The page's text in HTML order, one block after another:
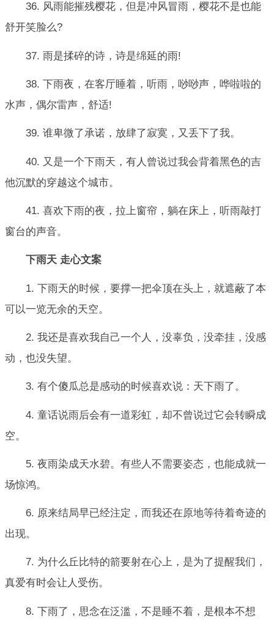
36. 风雨能摧残樱花，但是冲风冒雨，樱花不是也能
舒开笑脸么?
37. 雨是揉碎的诗，诗是绵延的雨!
38. 下雨夜，在客厅睡着，听雨，唦唦声，哗啦啦的
水声，偶尔雷声，舒适!
39. 谁卑微了承诺，放肆了寂寞，又丢下了我。
40. 又是一个下雨天，有人曾说过我会背着黑色的吉
他沉默的穿越这个城市。
41. 喜欢下雨的夜，拉上窗帘，躺在床上，听雨敲打
窗台的声音。
下雨天 走心文案
1. 下雨天的时候，要撑一把伞顶在头上，就遮蔽了本
可以一览无余的天空。
2. 我还是喜欢我自己一个人，没辜负，没牵挂，没感
动，也没失望。
3. 有个傻瓜总是感动的时候喜欢说：天下雨了。
4. 童话说雨后会有一道彩虹，却不曾说过它会转瞬成
空。
5. 夜雨染成天水碧。有些人不需要姿态，也能成就一
场惊鸿。
6. 原来结局早已经注定，而我还在原地等待着奇迹的
出现。
7. 为什么丘比特的箭要射在心上，是为了提醒我们，
真爱有时会让人受伤。
8. 下雨了，思念在泛滥，不是睡不着，是根本不想